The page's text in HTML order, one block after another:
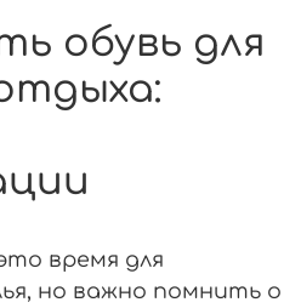
обувь для
время для
но важно помнить о